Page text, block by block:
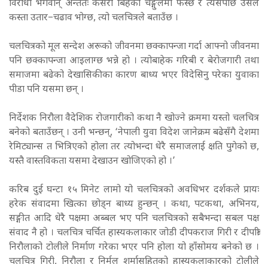
विरोधी भगवान् अन्ततः कसरी बिहेको चङ्गुलमा फस्छ र त्यसपछि उसले
कस्ता उतार–चढाव भोग्छ, त्यो चलचित्रले बताउँछ ।
चलचित्रको मूल सन्देश अरूको जीवनमा छक्कापन्जा गर्दा आफ्नो जीवनमा
पनि छक्कापन्जा आइलाग्छ भन्ने हो । त्योबाहेक गरिबी र बेरोजगारी तथा
समाजमा बढेको देखासिकीका कारण बाध्य भएर विदेसिनु परेका युवाका
पीडा पनि यसमा छन् ।
निर्देशक निरौला वैदेशिक रोजगारीको कथा नै खोज्ने क्रममा यस्तो चलचित्र
बनेको बताउँछन् । उनी भन्छन्, ‘नेपाली युवा विदेश जानेक्रम बढेसँगै देशमा
रेमिट्यान्स त भित्रिएको होला तर त्योभन्दा धेरै समाजलाई क्षति पुगेको छ,
यस्तै वास्तविकता यसमा देखाउन खोजिएको हो ।’
करिब दुई घन्टा १५ मिनेट लामो यो चलचित्रको अवधिभर दर्शकले प्रायः
हरेक संवादमा खित्का छोड्न बाध्य हुन्छन् । कथा, पटकथा, अभिनय,
सङ्गीत आदि धेरै पक्षमा अब्बल भए पनि चलचित्रको सबैभन्दा सबल पक्ष
संवाद नै हो । चलचित्र चर्चित हास्यकलाकार जोडी दीपकराज गिरी र दीपाश्री
निरौलाको टोलीले निर्माण गरेका भएर पनि होला यो हाँसोमय बनेको छ ।